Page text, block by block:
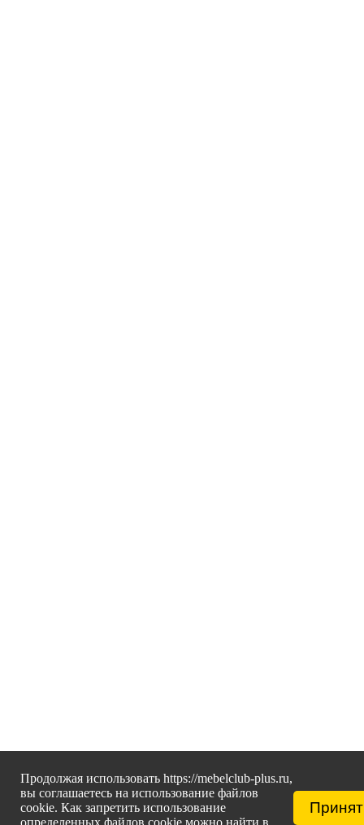
Продолжая использовать https://mebelclub-plus.ru,
вы соглашаетесь на использование файлов
cookie. Как запретить использование
определенных файлов cookie можно найти в